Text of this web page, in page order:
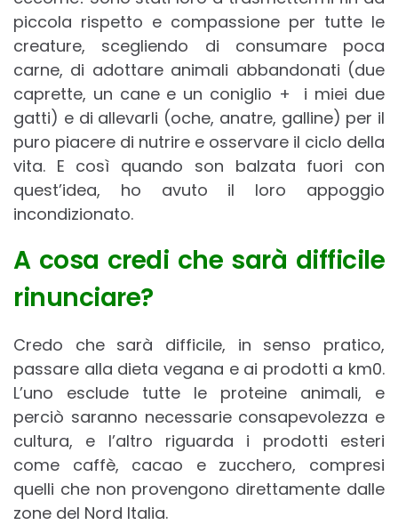
piccola rispetto e compassione per tutte le
creature, scegliendo di consumare poca
carne, di adottare animali abbandonati (due
caprette, un cane e un coniglio + i miei due
gatti) e di allevarli (oche, anatre, galline) per il
puro piacere di nutrire e osservare il ciclo della
vita. E così quando son balzata fuori con
quest’idea, ho avuto il loro appoggio
incondizionato.
A cosa credi che sarà difficile
rinunciare?
Credo che sarà difficile, in senso pratico,
passare alla dieta vegana e ai prodotti a km0.
L’uno esclude tutte le proteine animali, e
perciò saranno necessarie consapevolezza e
cultura, e l’altro riguarda i prodotti esteri
come caffè, cacao e zucchero, compresi
quelli che non provengono direttamente dalle
zone del Nord Italia.